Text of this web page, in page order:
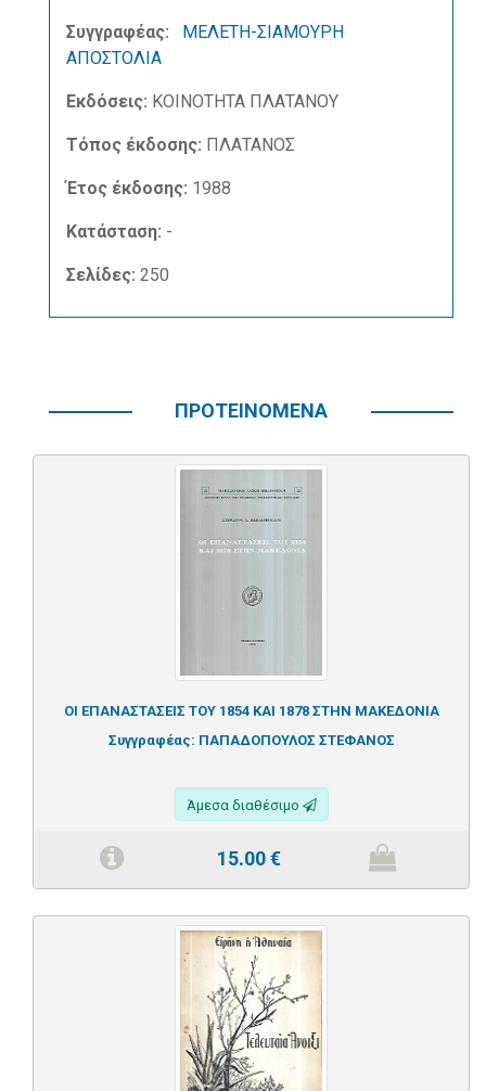
Συγγραφέας:
ΜΕΛΕΤΗ-ΣΙΑΜΟΥΡΗ
ΑΠΟΣΤΟΛΙΑ
Εκδόσεις: ΚΟΙΝΟΤΗΤΑ ΠΛΑΤΑΝΟΥ
Τόπος έκδοσης: ΠΛΑΤΑΝΟΣ
Έτος έκδοσης: 1988
Κατάσταση: -
Σελίδες: 250
ΠΡΟΤΕΙΝΟΜΕΝΑ
ΟΙ ΕΠΑΝΑΣΤΑΣΕΙΣ ΤΟΥ 1854 ΚΑΙ 1878 ΣΤΗΝ ΜΑΚΕΔΟΝΙΑ
Συγγραφέας: ΠΑΠΑΔΟΠΟΥΛΟΣ ΣΤΕΦΑΝΟΣ
Άμεσα διαθέσιμο
15.00€